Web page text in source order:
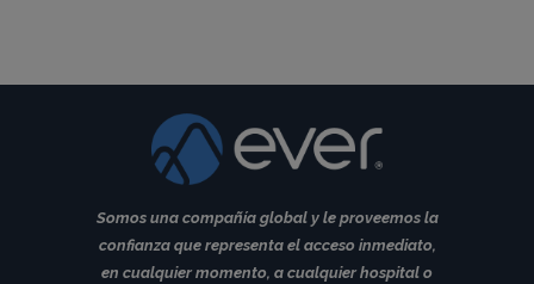
Somos una compañía global y le proveemos la
confianza que representa el acceso inmediato,
en cualquier momento, a cualquier hospital o